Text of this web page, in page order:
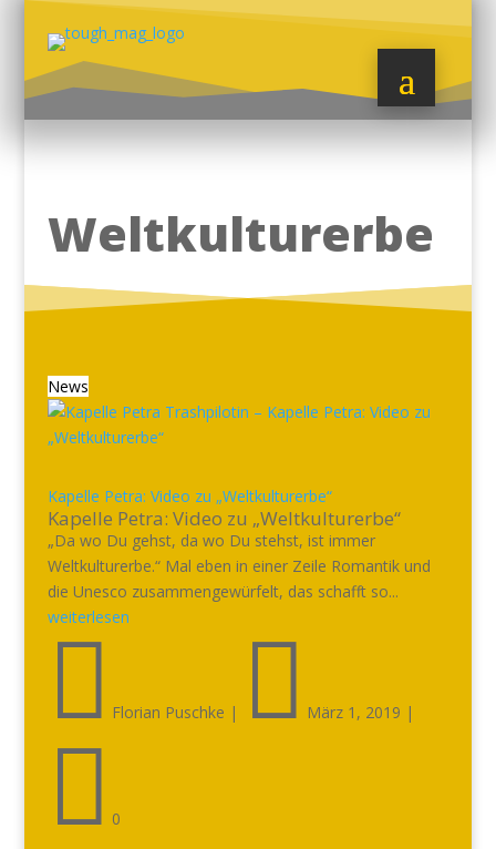
Weltkulturerbe
News
Kapelle Petra: Video zu „Weltkulturerbe“
Kapelle Petra: Video zu „Weltkulturerbe“
„Da wo Du gehst, da wo Du stehst, ist immer
Weltkulturerbe.“ Mal eben in einer Zeile Romantik und
die Unesco zusammengewürfelt, das schafft so...
weiterlesen
 Florian Puschke |  März 1, 2019 |
 0